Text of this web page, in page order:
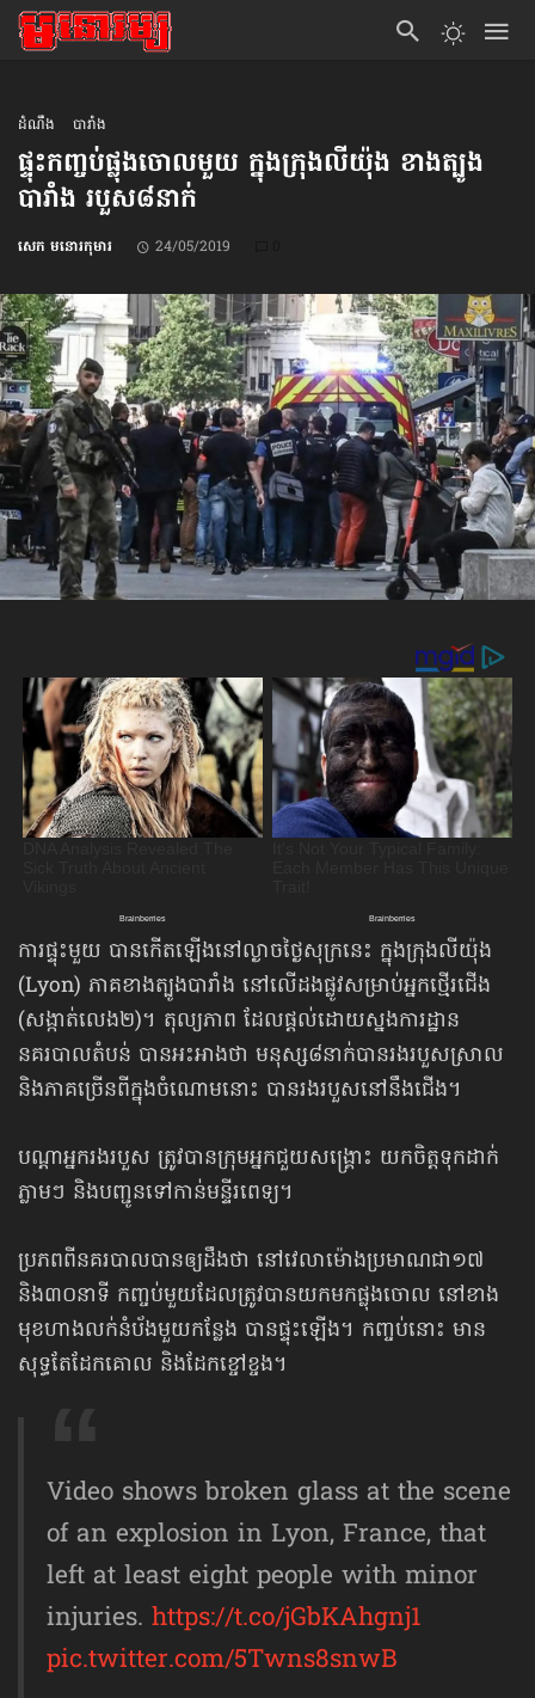
ដំណឹង បារាំង
ផ្ទុះ​កញ្ចប់​ផ្លុងចោល​មួយ ក្នុង​ក្រុង​លីយ៉ុង ខាងត្បូង​
បារាំង របួស​៨នាក់
សេក មនោរកុមារ 24/05/2019
ការផ្ទុះមួយ បានកើតឡើងនៅល្ងាចថ្ងៃសុក្រនេះ ក្នុង​ក្រុង​លីយ៉ុង
(Lyon) ភាគខាងត្បូងបារាំង នៅលើដងផ្លូវសម្រាប់អ្នកថ្មើរជើង
(សង្កាត់លេង២)។ តុល្យភាព ដែលផ្ដល់ដោយស្នងការដ្ឋាន
នគរបាលតំបន់ បានអះអាងថា មនុស្ស៨នាក់បានរងរបួសស្រាល
និងភាគច្រើនពីក្នុងចំណោមនោះ បានរងរបួសនៅនឹងជើង។
បណ្ដាអ្នករងរបួស ត្រូវបានក្រុមអ្នកជួយសង្គ្រោះ យកចិត្តទុកដាក់
ភ្លាមៗ និងបញ្ជូនទៅកាន់មន្ទីរពេទ្យ។
ប្រភពពីនគរបាលបានឲ្យដឹងថា នៅវេលាម៉ោងប្រមាណជា១៧
និង៣០នាទី កញ្ចប់មួយដែលត្រូវបានយកមកផ្លុងចោល នៅខាង
មុខហាងលក់នំប័ងមួយកន្លែង បានផ្ទុះឡើង។ កញ្ចប់នោះ មាន
សុទ្ធតែដែកគោល និងដែកខ្ចៅខ្ចង។
Video shows broken glass at the scene
of an explosion in Lyon, France, that
left at least eight people with minor
injuries.https://t.co/jGbKAhgnj1
pic.twitter.com/5Twns8snwB